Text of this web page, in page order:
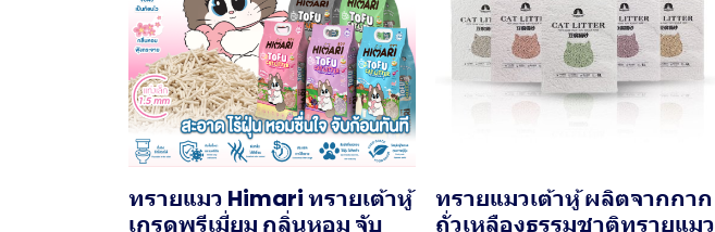
ทรายแมว Himari ทรายเต้าหู้
เกรดพรีเมี่ยม กลิ่นหอม จับ
ทรายแมวเต้าหู้ ผลิตจากกาก
ถั่วเหลืองธรรมชาติทรายแมว